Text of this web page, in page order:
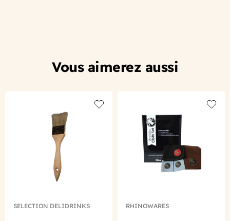
Vous aimerez aussi
Add to wishlist
SELECTION DELIDRINKS RHINOWARES